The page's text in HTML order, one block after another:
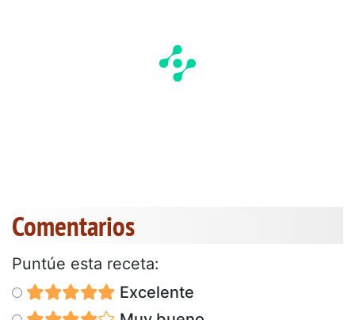
Comentarios
Puntúe esta receta:
Excelente